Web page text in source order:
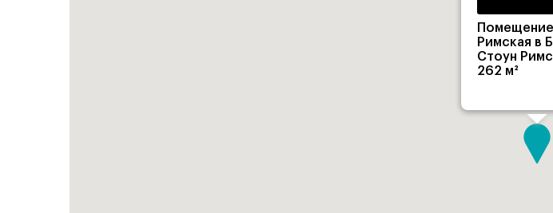
Римская в
Стоун
262 м²